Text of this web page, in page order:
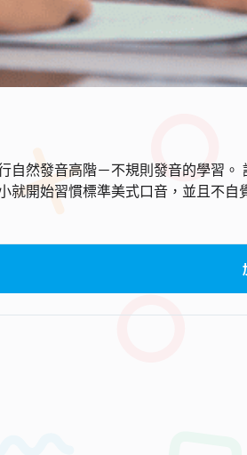
自然發音高階－不規則發音的學習
就開始習慣標準美式口音，並且不